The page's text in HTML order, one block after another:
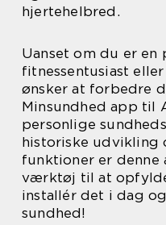
hjertehelbred.
Uanset om du er en
fitnessentusiast
ønsker at forbedre
Minsundhed app til
personlige
historiske udvikling
funktioner er
værktøj til at
installér det i dag
sundhed!